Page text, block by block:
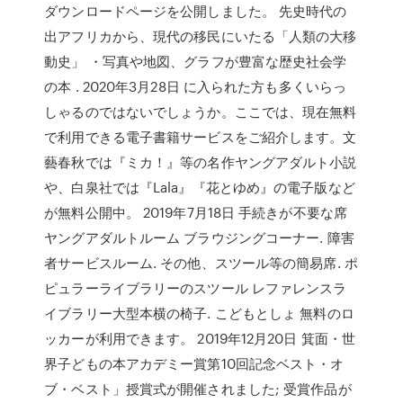
ダウンロードページを公開しました。 先史時代の
出アフリカから、現代の移民にいたる「人類の大移
動史」 ・写真や地図、グラフが豊富な歴史社会学
の本 . 2020年3月28日 に入られた方も多くいらっ
しゃるのではないでしょうか。ここでは、現在無料
で利用できる電子書籍サービスをご紹介します。文
藝春秋では『ミカ！』等の名作ヤングアダルト小説
や、白泉社では『Lala』『花とゆめ』の電子版など
が無料公開中。 2019年7月18日 手続きが不要な席
ヤングアダルトルーム ブラウジングコーナー. 障害
者サービスルーム. その他、スツール等の簡易席. ポ
ピュラーライブラリーのスツール レファレンスラ
イブラリー大型本横の椅子. こどもとしょ 無料のロ
ッカーが利用できます。 2019年12月20日 箕面・世
界子どもの本アカデミー賞第10回記念ベスト・オ
ブ・ベスト」授賞式が開催されました; 受賞作品が